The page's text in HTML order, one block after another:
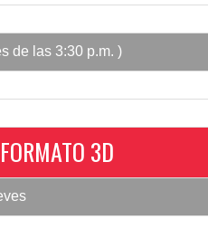
de las 3:30 p.m. )
3D